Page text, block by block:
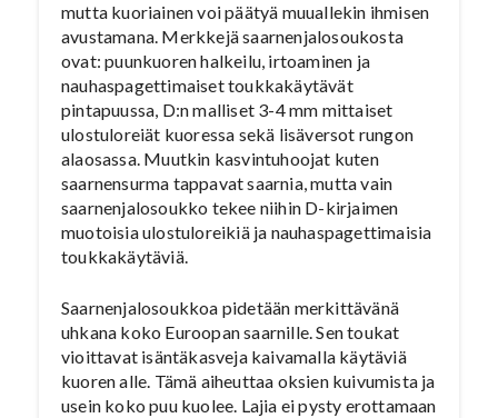
mutta kuoriainen voi päätyä muuallekin ihmisen
avustamana. Merkkejä saarnenjalosoukosta
ovat: puunkuoren halkeilu, irtoaminen ja
nauhaspagettimaiset toukkakäytävät
pintapuussa, D:n malliset 3-4 mm mittaiset
ulostuloreiät kuoressa sekä lisäversot rungon
alaosassa. Muutkin kasvintuhoojat kuten
saarnensurma tappavat saarnia, mutta vain
saarnenjalosoukko tekee niihin D-kirjaimen
muotoisia ulostuloreikiä ja nauhaspagettimaisia
toukkakäytäviä.
Saarnenjalosoukkoa pidetään merkittävänä
uhkana koko Euroopan saarnille. Sen toukat
vioittavat isäntäkasveja kaivamalla käytäviä
kuoren alle. Tämä aiheuttaa oksien kuivumista ja
usein koko puu kuolee. Lajia ei pysty erottamaan